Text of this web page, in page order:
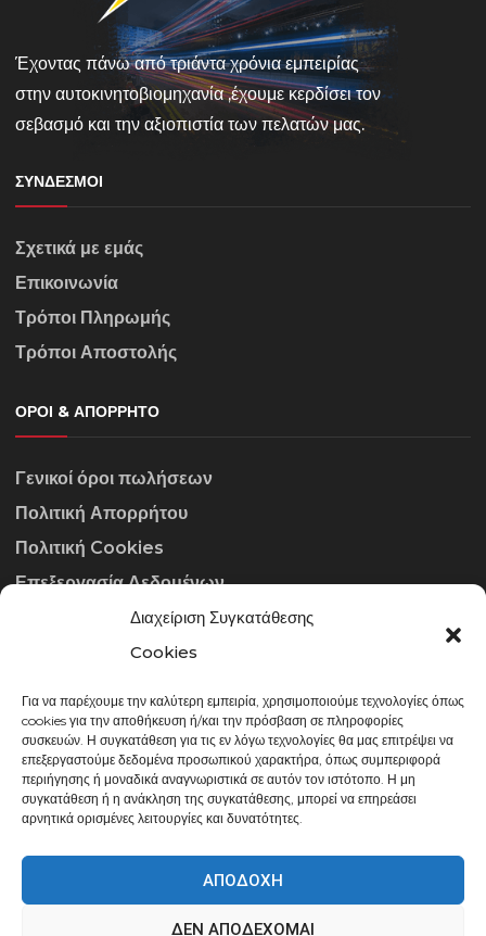
Διαχείριση Συγκατάθεσης
Cookies
Για να παρέχουμε την καλύτερη εμπειρία, χρησιμοποιούμε τεχνολογίες όπως
cookies για την αποθήκευση ή/και την πρόσβαση σε πληροφορίες
συσκευών. Η συγκατάθεση για τις εν λόγω τεχνολογίες θα μας επιτρέψει να
επεξεργαστούμε δεδομένα προσωπικού χαρακτήρα, όπως συμπεριφορά
περιήγησης ή μοναδικά αναγνωριστικά σε αυτόν τον ιστότοπο. Η μη
συγκατάθεση ή η ανάκληση της συγκατάθεσης, μπορεί να επηρεάσει
αρνητικά ορισμένες λειτουργίες και δυνατότητες.
ΑΠΟΔΟΧΉ
ΔΕΝ ΑΠΟΔΈΧΟΜΑΙ
Έχοντας πάνω από τριάντα χρόνια εμπειρίας
στην αυτοκινητοβιομηχανία ,έχουμε κερδίσει τον
σεβασμό και την αξιοπιστία των πελατών μας.
ΣΎΝΔΕΣΜΟΙ
Σχετικά με εμάς
Επικοινωνία
Τρόποι Πληρωμής
Τρόποι Αποστολής
ΌΡΟΙ & ΑΠΌΡΡΗΤΟ
Γενικοί όροι πωλήσεων
Πολιτική Απορρήτου
Πολιτική Cookies
Επεξεργασία Δεδομένων
ΣΤΟΙΧΕΊΑ ΕΠΙΚΟΙΝΩΝΊΑΣ
info@gowithraw.gr
24310 35062
Δευ. - Παρ. 08:00 - 20:00